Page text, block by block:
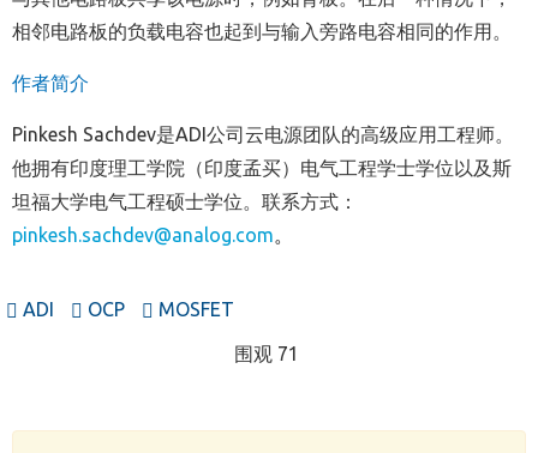
相邻电路板的负载电容也起到与输入旁路电容相同的作用。
作者简介
Pinkesh Sachdev是ADI公司云电源团队的高级应用工程师。
他拥有印度理工学院（印度孟买）电气工程学士学位以及斯
坦福大学电气工程硕士学位。联系方式：
pinkesh.sachdev@analog.com。
ADI OCP MOSFET
围观 71